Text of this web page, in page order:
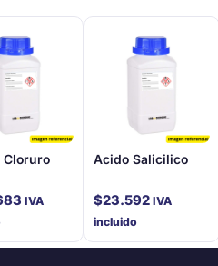
Cloruro
IVA
Acido Salicilico
$23.592 IVA
incluido